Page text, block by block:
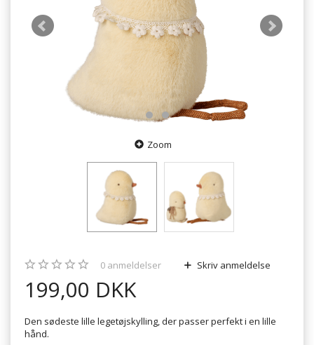
Zoom
0 anmeldelser Skriv anmeldelse
199,00 DKK
Den sødeste lille legetøjskylling, der passer perfekt i en lille
hånd.